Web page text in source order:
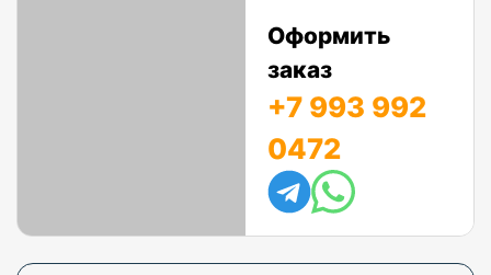
Оформить
заказ
+7 993 992
0472